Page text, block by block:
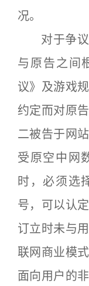
况。
对于争议
与原告之间
议》及游戏
约定而对原
二被告于网
受原空中网
时，必须选
号，可以认
订立时未与
联网商业模
面向用户的